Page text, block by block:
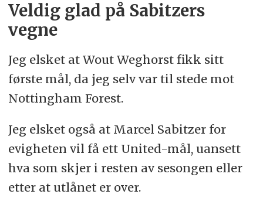
Veldig glad på Sabitzers
vegne
Jeg elsket at Wout Weghorst fikk sitt
første mål, da jeg selv var til stede mot
Nottingham Forest.
Jeg elsket også at Marcel Sabitzer for
evigheten vil få ett United-mål, uansett
hva som skjer i resten av sesongen eller
etter at utlånet er over.